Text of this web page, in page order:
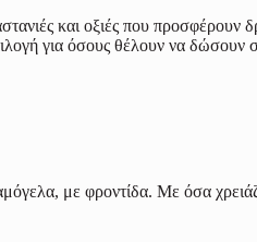
και οξιές που προσφέρουν
για όσους θέλουν να δώσουν
με φροντίδα. Με όσα